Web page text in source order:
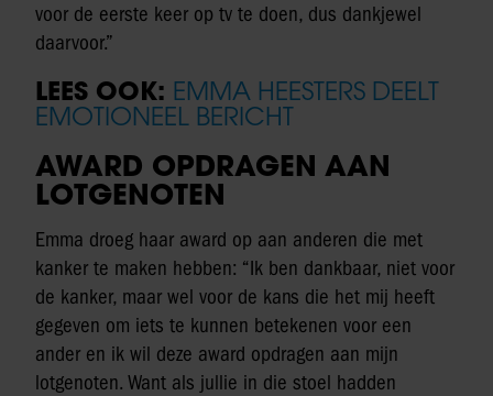
voor de eerste keer op tv te doen, dus dankjewel
daarvoor.”
LEES OOK: EMMA HEESTERS DEELT
EMOTIONEEL BERICHT
AWARD OPDRAGEN AAN
LOTGENOTEN
Emma droeg haar award op aan anderen die met
kanker te maken hebben: “Ik ben dankbaar, niet voor
de kanker, maar wel voor de kans die het mij heeft
gegeven om iets te kunnen betekenen voor een
ander en ik wil deze award opdragen aan mijn
lotgenoten. Want als jullie in die stoel hadden